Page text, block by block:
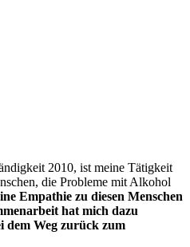
2010, ist meine Tätigkeit
die Probleme mit Alkohol
Empathie zu diesen Menschen
hat mich dazu
dem Weg zurück zum